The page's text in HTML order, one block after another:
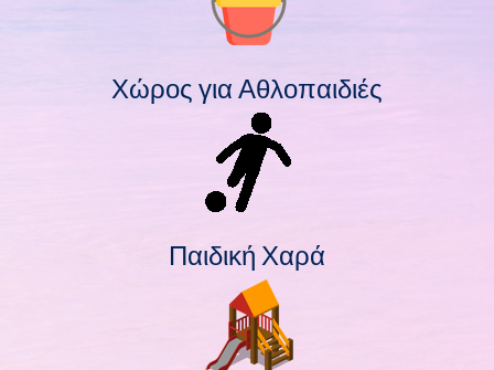
Χώρος για Αθλοπαιδιές
Παιδική Χαρά